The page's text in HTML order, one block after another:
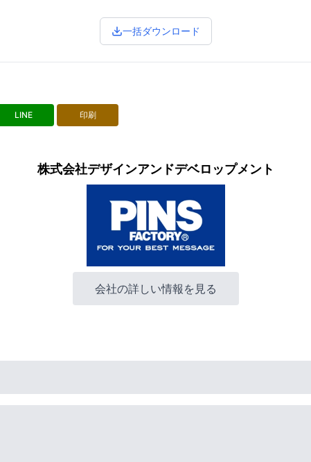
一括ダウンロード
LINE 印刷
株式会社デザインアンドデベロップメント
会社の詳しい情報を見る